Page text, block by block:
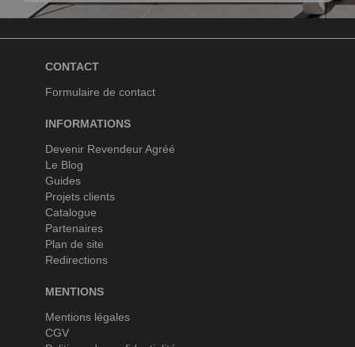
CONTACT
Formulaire de contact
INFORMATIONS
Devenir Revendeur Agréé
Le Blog
Guides
Projets clients
Catalogue
Partenaires
Plan de site
Redirections
MENTIONS
Mentions légales
CGV